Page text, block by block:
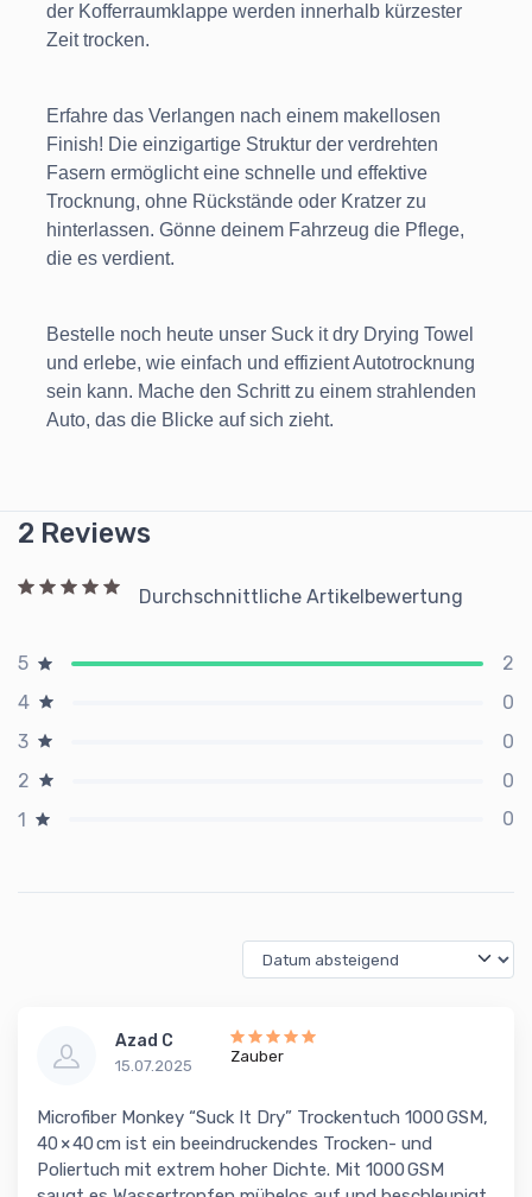
der Kofferraumklappe werden innerhalb kürzester
Zeit trocken.
Erfahre das Verlangen nach einem makellosen
Finish! Die einzigartige Struktur der verdrehten
Fasern ermöglicht eine schnelle und effektive
Trocknung, ohne Rückstände oder Kratzer zu
hinterlassen. Gönne deinem Fahrzeug die Pflege,
die es verdient.
Bestelle noch heute unser Suck it dry Drying Towel
und erlebe, wie einfach und effizient Autotrocknung
sein kann. Mache den Schritt zu einem strahlenden
Auto, das die Blicke auf sich zieht.
2 Reviews
Durchschnittliche Artikelbewertung
5
2
4
0
3
0
2
0
1
0
Azad C
15.07.2025
Zauber
Microfiber Monkey “Suck It Dry” Trockentuch 1000 GSM,
40 × 40 cm ist ein beeindruckendes Trocken- und
Poliertuch mit extrem hoher Dichte. Mit 1000 GSM